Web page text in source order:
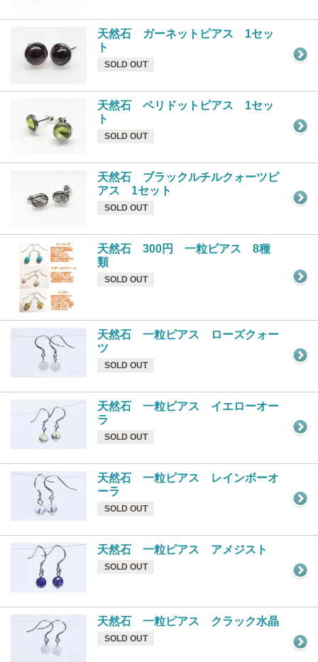
天然石 ガーネットピアス 1セッ
ト
SOLD OUT
天然石 ペリドットピアス 1セッ
ト
SOLD OUT
天然石 ブラックルチルクォーツピ
アス 1セット
SOLD OUT
天然石 300円 一粒ピアス 8種
類
SOLD OUT
天然石 一粒ピアス ローズクォー
ツ
SOLD OUT
天然石 一粒ピアス イエローオー
ラ
SOLD OUT
天然石 一粒ピアス レインボーオ
ーラ
SOLD OUT
天然石 一粒ピアス アメジスト
SOLD OUT
天然石 一粒ピアス クラック水晶
SOLD OUT